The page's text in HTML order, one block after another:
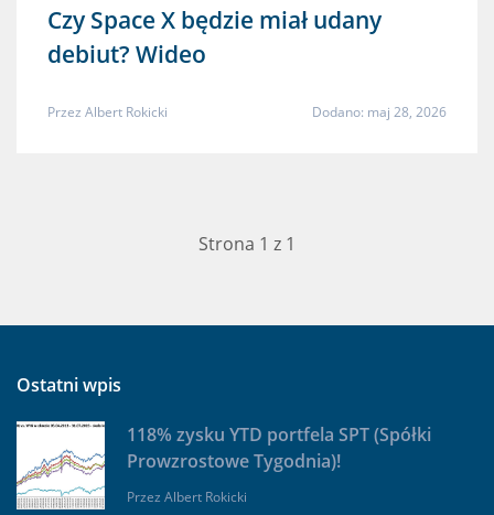
Czy Space X będzie miał udany
debiut? Wideo
Przez Albert Rokicki Dodano: maj 28, 2026
Strona 1 z 1
Ostatni wpis
118% zysku YTD portfela SPT (Spółki
Prowzrostowe Tygodnia)!
Przez Albert Rokicki